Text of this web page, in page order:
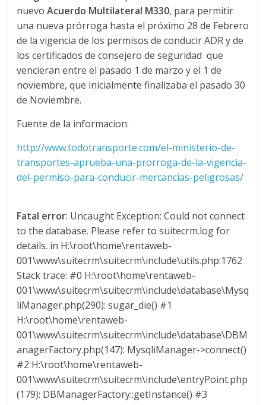
u
p
o
s
M
a
q
u
n
nuevoAcuerdo Multilateral M330, para permitir
una nueva prórroga hasta el próximo 28 de Febrero
de la vigencia de los permisos de conducir ADR y de
los certificados de consejero de seguridad que
vencieran entre el pasado 1 de marzo y el 1 de
noviembre, que inicialmente finalizaba el pasado 30
de Noviembre.
Fuente de la informacion:
http://www.todotransporte.com/el-ministerio-de-
transportes-aprueba-una-prorroga-de-la-vigencia-
del-permiso-para-conducir-mercancias-peligrosas/
Fatal error: Uncaught Exception: Could not connect
to the database. Please refer to suitecrm.log for
details. in H:\root\home\rentaweb-
001\www\suitecrm\suitecrm\include\utils.php:1762
Stack trace: #0 H:\root\home\rentaweb-
001\www\suitecrm\suitecrm\include\database\Mysq
liManager.php(290): sugar_die() #1
H:\root\home\rentaweb-
001\www\suitecrm\suitecrm\include\database\DBM
anagerFactory.php(147): MysqliManager->connect()
#2 H:\root\home\rentaweb-
001\www\suitecrm\suitecrm\include\entryPoint.php
(179): DBManagerFactory::getInstance() #3